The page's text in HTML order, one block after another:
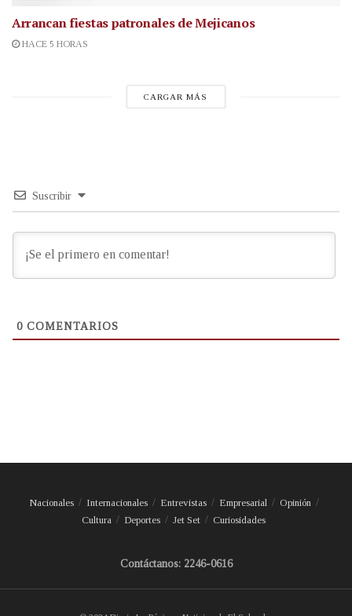
Arrancan fiestas patronales de Mejicanos
HACE 5 HORAS
CARGAR MÁS
Suscribir
0 COMENTARIOS
Nacionales Internacionales Entrevistas Empresarial
Opinión
Cultura
Deportes Jet Set Curiosidades
Contáctanos: 2246-0616